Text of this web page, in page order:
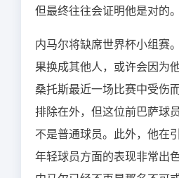
但最终往往会证明他是对的。
内马尔将缺席世界杯小组赛
果换成其他人，或许会因为
桑托斯最近一场比赛中受伤
排除在外，但这位前巴萨球
不是普通球员。此外，他在
年轻球员方面的表现非常出色